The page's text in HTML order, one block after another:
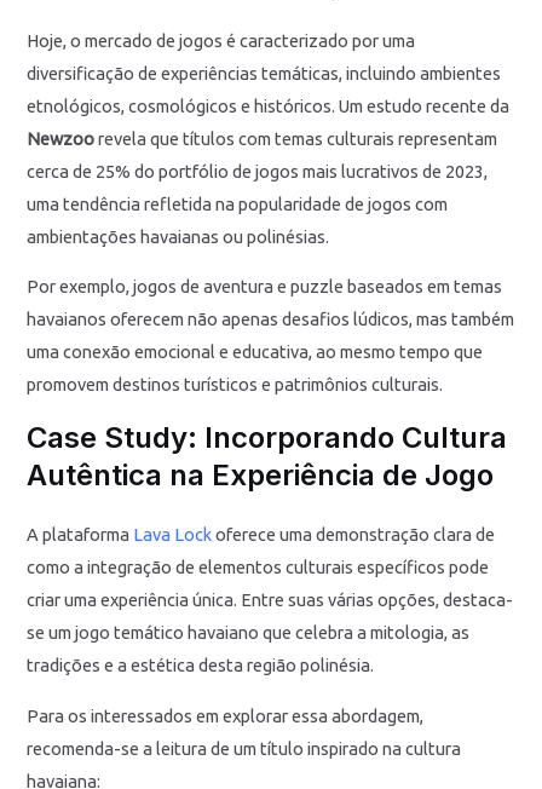
Hoje, o mercado de jogos é caracterizado por uma
diversificação de experiências temáticas, incluindo ambientes
etnológicos, cosmológicos e históricos. Um estudo recente da
Newzoorevela que títulos com temas culturais representam
cerca de 25% do portfólio de jogos mais lucrativos de 2023,
uma tendência refletida na popularidade de jogos com
ambientações havaianas ou polinésias.
Por exemplo, jogos de aventura e puzzle baseados em temas
havaianos oferecem não apenas desafios lúdicos, mas também
uma conexão emocional e educativa, ao mesmo tempo que
promovem destinos turísticos e patrimônios culturais.
Case Study: Incorporando Cultura
Autêntica na Experiência de Jogo
A plataforma Lava Lockoferece uma demonstração clara de
como a integração de elementos culturais específicos pode
criar uma experiência única. Entre suas várias opções, destaca-
se um jogo temático havaiano que celebra a mitologia, as
tradições e a estética desta região polinésia.
Para os interessados em explorar essa abordagem,
recomenda-se a leitura de um título inspirado na cultura
havaiana: